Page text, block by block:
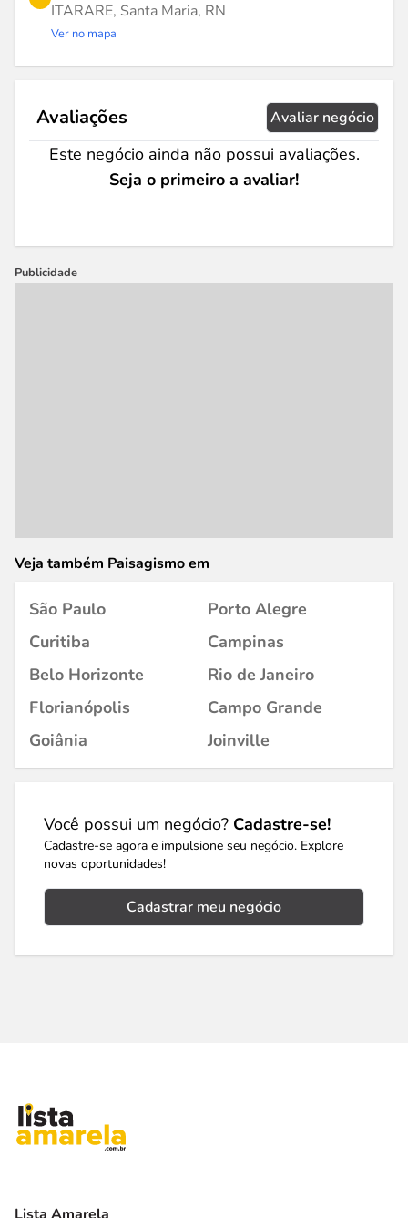
ITARARE, Santa Maria, RN
Ver no mapa
Avaliações Avaliar negócio
Este negócio ainda não possui avaliações.
Seja o primeiro a avaliar!
Publicidade
Veja também Paisagismo em
São Paulo
Porto Alegre
Curitiba
Campinas
Belo Horizonte
Rio de Janeiro
Florianópolis
Campo Grande
Goiânia
Joinville
Você possui um negócio? Cadastre-se!
Cadastre-se agora e impulsione seu negócio. Explore
novas oportunidades!
Cadastrar meu negócio